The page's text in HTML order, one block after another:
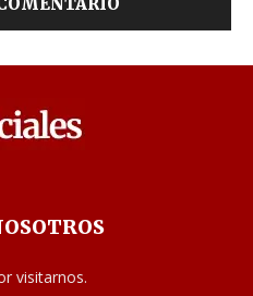
visitarnos.